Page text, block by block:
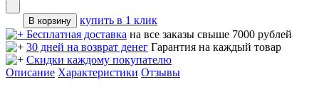
купить в 1 клик
Бесплатная доставка на все заказы свыше 7000 рублей
30 дней на возврат денег Гарантия на каждый товар
Скидки каждому покупателю
Описание Характеристики Отзывы